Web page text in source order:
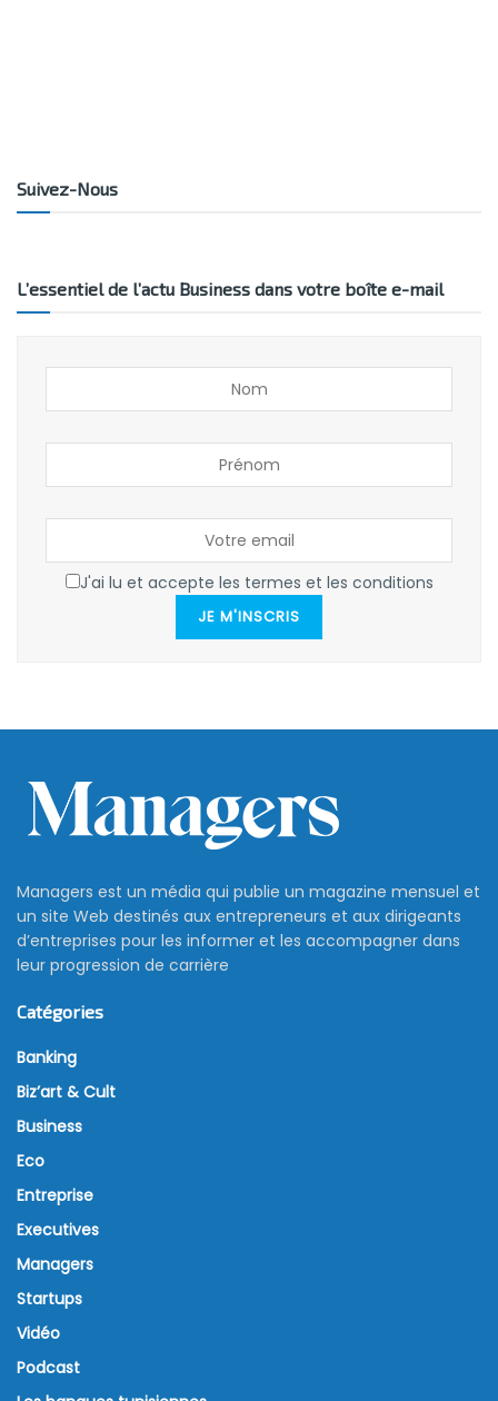
Suivez-Nous
L’essentiel de l’actu Business dans votre boîte e-mail
J'ai lu et accepte les termes et les conditions
JE M'INSCRIS
Managers est un média qui publie un magazine mensuel et
un site Web destinés aux entrepreneurs et aux dirigeants
d’entreprises pour les informer et les accompagner dans
leur progression de carrière
Catégories
Banking
Biz’art & Cult
Business
Eco
Entreprise
Executives
Managers
Startups
Vidéo
Podcast